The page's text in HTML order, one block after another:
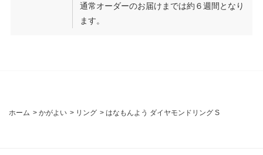
通常オーダーのお届けまでは約６週間となり
ます。
ホーム > かがよい > リング > はなもんよう ダイヤモンドリング S